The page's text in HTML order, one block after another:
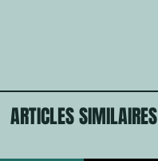
ARTICLES SIMILAIRES